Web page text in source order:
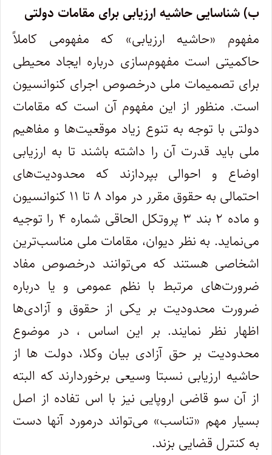
ب) شناسایی حاشیه ارزیابی برای مقامات دولتی
مفهوم «حاشیه ارزیابی» که مفهومی کاملاً
حاکمیتی است مفهومسازی درباره ایجاد محیطی
برای تصمیمات ملی درخصوص اجرای کنوانسیون
است. منظور از این مفهوم آن است که مقامات
دولتی با توجه به تنوع زیاد موقعیتها و مفاهیم
ملی باید قدرت آن را داشته باشند تا به ارزیابی
اوضاع و احوالی بپردازند که محدودیتهای
احتمالی به حقوق مقرر در مواد ۸ تا ۱۱ کنوانسیون
و ماده ۲ بند ۳ پروتکل الحاقی شماره ۴ را توجیه
مینماید. به نظر دیوان، مقامات ملی مناسبترین
اشخاصی هستند که میتوانند درخصوص مفاد
ضرورتهای مرتبط با نظم عمومی و یا درباره
ضرورت محدودیت بر یکی از حقوق و آزادیها
اظهار نظر نمایند. بر این اساس ، در موضوع
محدودیت بر حق آزادی بیان وکلا، دولت ها از
حاشیه ارزیابی نسبتا وسیعی برخوردارند که البته
از آن سو قاضی اروپایی نیز با اس تفاده از اصل
بسیار مهم «تناسب» میتواند درمورد آنها دست
به کنترل قضایی بزند.